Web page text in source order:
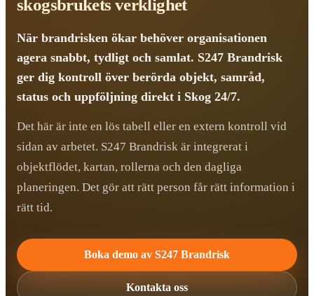
skogsbrukets verklighet
När brandrisken ökar behöver organisationen
agera snabbt, tydligt och samlat. S247 Brandrisk
ger dig kontroll över berörda objekt, samråd,
status och uppföljning direkt i Skog 24/7.
Det här är inte en lös tabell eller en extern kontroll vid
sidan av arbetet. S247 Brandrisk är integrerat i
objektflödet, kartan, rollerna och den dagliga
planeringen. Det gör att rätt person får rätt information i
rätt tid.
Boka demo av S247 Brandrisk
Kontakta oss